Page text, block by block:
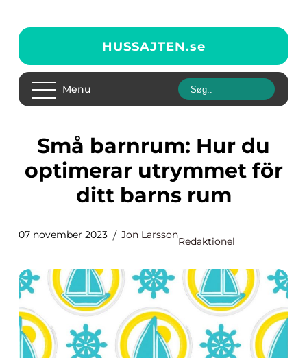
HUSSAJTEN.se
Menu
Små barnrum: Hur du
optimerar utrymmet för
ditt barns rum
07 november 2023 Jon Larsson
Redaktionel